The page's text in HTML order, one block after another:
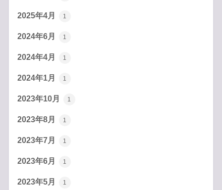
2025年4月 1
2024年6月 1
2024年4月 1
2024年1月 1
2023年10月 1
2023年8月 1
2023年7月 1
2023年6月 1
2023年5月 1